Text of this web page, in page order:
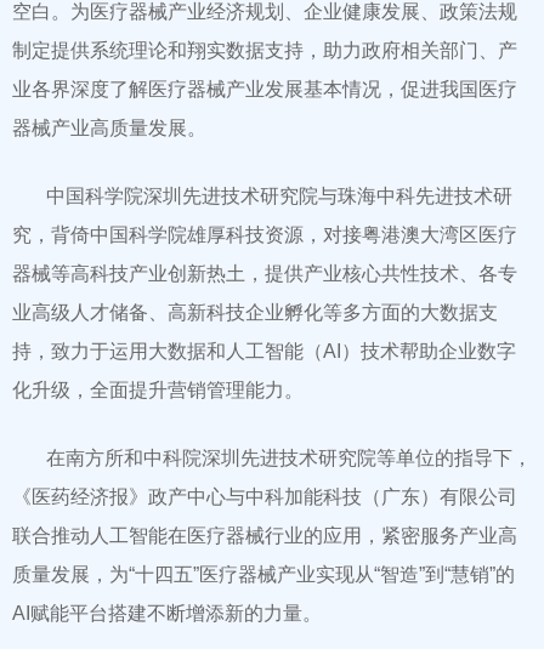
空白。为医疗器械产业经济规划、企业健康发展、政策法规
制定提供系统理论和翔实数据支持，助力政府相关部门、产
业各界深度了解医疗器械产业发展基本情况，促进我国医疗
器械产业高质量发展。
中国科学院深圳先进技术研究院与珠海中科先进技术研
究，背倚中国科学院雄厚科技资源，对接粤港澳大湾区医疗
器械等高科技产业创新热土，提供产业核心共性技术、各专
业高级人才储备、高新科技企业孵化等多方面的大数据支
持，致力于运用大数据和人工智能（AI）技术帮助企业数字
化升级，全面提升营销管理能力。
在南方所和中科院深圳先进技术研究院等单位的指导下，
《医药经济报》政产中心与中科加能科技（广东）有限公司
联合推动人工智能在医疗器械行业的应用，紧密服务产业高
质量发展，为“十四五”医疗器械产业实现从“智造”到“慧销”的
AI赋能平台搭建不断增添新的力量。